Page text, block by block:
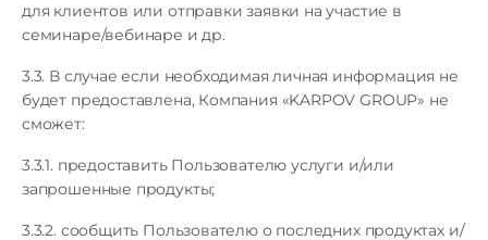
для клиентов или отправки заявки на участие в
семинаре/вебинаре и др.
3.3. В случае если необходимая личная информация не
будет предоставлена, Компания «KARPOV GROUP» не
сможет:
3.3.1. предоставить Пользователю услуги и/или
запрошенные продукты;
3.3.2. сообщить Пользователю о последних продуктах и/